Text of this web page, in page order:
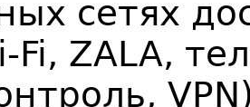
сетях
Fi, ZALA,